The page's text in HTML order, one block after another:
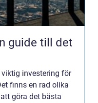
guide till det
investering för
finns en rad olika
göra det bästa